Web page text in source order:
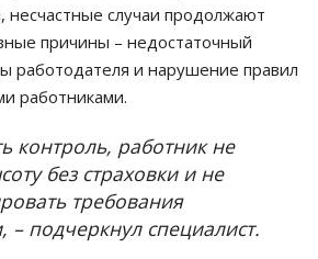
случаи продолжают
причины – недостаточный
работодателя и нарушение правил
работниками.
контроль, работник не
без страховки и не
требования
– подчеркнул специалист.